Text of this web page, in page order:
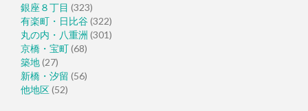
銀座８丁目 (323)
有楽町・日比谷(322)
丸の内・八重洲 (301)
京橋・宝町(68)
築地(27)
新橋・汐留 (56)
他地区(52)